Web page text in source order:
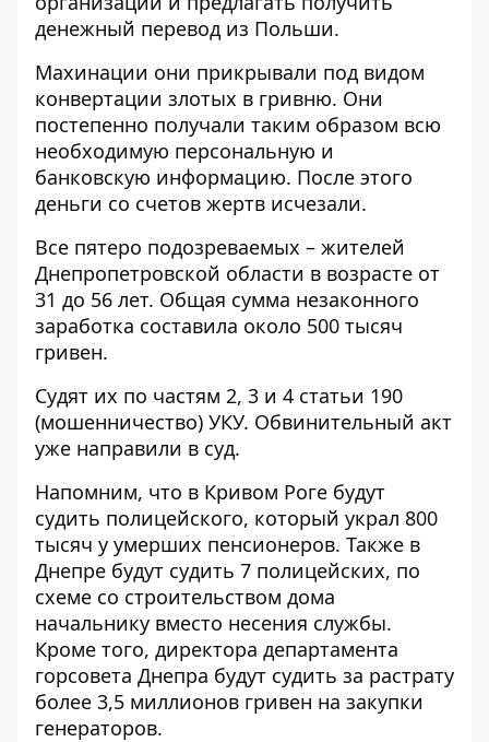
денежный перевод из Польши.
Махинации они прикрывали под видом
конвертации злотых в гривню. Они
постепенно получали таким образом всю
необходимую персональную и
банковскую информацию. После этого
деньги со счетов жертв исчезали.
Все пятеро подозреваемых – жителей
Днепропетровской области в возрасте от
31 до 56 лет. Общая сумма незаконного
заработка составила около 500 тысяч
гривен.
Судят их по частям 2, 3 и 4 статьи 190
(мошенничество) УКУ. Обвинительный акт
уже направили в суд.
Напомним, что в Кривом Роге будут
судить полицейского, который украл 800
тысяч у умерших пенсионеров. Также в
Днепре будут судить 7 полицейских, по
схеме со строительством дома
начальнику вместо несения службы.
Кроме того, директора департамента
горсовета Днепра будут судить за растрату
более 3,5 миллионов гривен на закупки
генераторов.